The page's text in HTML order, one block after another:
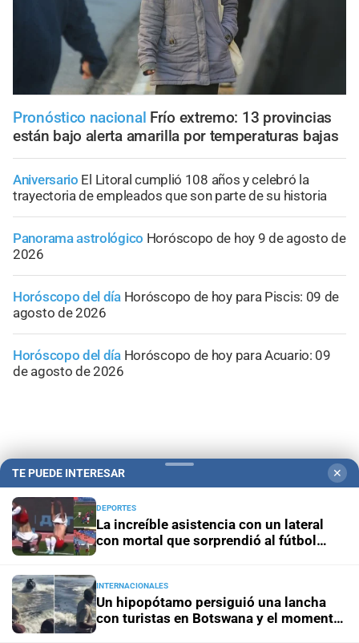
Pronóstico nacional Frío extremo: 13 provincias
están bajo alerta amarilla por temperaturas bajas
Aniversario El Litoral cumplió 108 años y celebró la
trayectoria de empleados que son parte de su historia
Panorama astrológico Horóscopo de hoy 9 de agosto de
2026
Horóscopo del día Horóscopo de hoy para Piscis: 09 de
agosto de 2026
Horóscopo del día Horóscopo de hoy para Acuario: 09
de agosto de 2026
Campolitoral Revista Nosotros Clasificados CYD Litoral
Podcasts Mirador Provincial Puerto Negocios
TE PUEDE INTERESAR ✕
DEPORTES
La increíble asistencia con un lateral
con mortal que sorprendió al fútbol
INTERNACIONALES
Un hipopótamo persiguió una lancha
con turistas en Botswana y el momento